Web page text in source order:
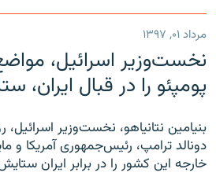
مرداد ۰۱, ۱۳۹۷
نخست‌وزیر اسرائیل،
پومپئو را در قبال ایران،
بنیامین نتانیاهو، نخست‌وزیر
دونالد ترامپ، رئیس‌جمهوری آمریکا و
خارجه این کشور را در برابر ایران